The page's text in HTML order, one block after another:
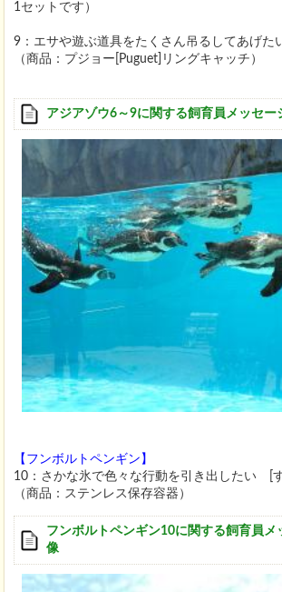
1セットです）
9：エサや遊ぶ道具をたくさん吊るしてあげた
（商品：プジョー[Puguet]リングキャッチ）
アジアゾウ6～9に関する飼育員メッセー
【フンボルトペンギン】
10：さかな氷で色々な行動を引き出したい [
（商品：ステンレス保存容器）
フンボルトペンギン10に関する飼育員メ
像